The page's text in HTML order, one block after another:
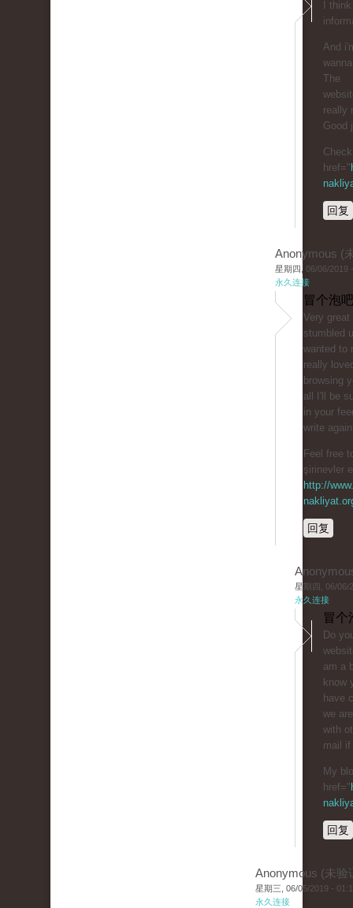
I
And
The
really
Good
href="
回复
Anonymous (
星期四, 06/06/2019
永久连接
冒个泡
Very
stumbled
wanted to
really
browsing
all I'll be
in your
write
Feel free
şirinevler
http://
回复
星期四, 06/06/
永久连接
冒个
Do
am a
know
have
we
with
mail
My
href="
回复
Anonymous (未验
星期三, 06/05/2019 -
永久连接